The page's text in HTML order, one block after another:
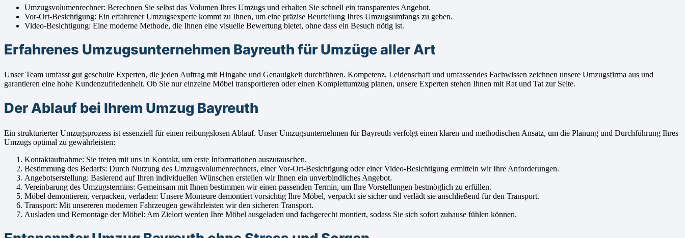
Umzugsvolumenrechner: Berechnen Sie selbst das Volumen Ihres Umzugs und erhalten Sie schnell ein transparentes Angebot.
Vor-Ort-Besichtigung: Ein erfahrener Umzugsexperte kommt zu Ihnen, um eine präzise Beurteilung Ihres Umzugsumfangs zu geben.
Video-Besichtigung: Eine moderne Methode, die Ihnen eine visuelle Bewertung bietet, ohne dass ein Besuch nötig ist.
Erfahrenes Umzugsunternehmen Bayreuth für Umzüge aller Art
Unser Team umfasst gut geschulte Experten, die jeden Auftrag mit Hingabe und Genauigkeit durchführen. Kompetenz, Leidenschaft und umfassendes Fachwissen zeichnen unsere Umzugsfirma aus und
garantieren eine hohe Kundenzufriedenheit. Ob Sie nur einzelne Möbel transportieren oder einen Komplettumzug planen, unsere Experten stehen Ihnen mit Rat und Tat zur Seite.
Der Ablauf bei Ihrem Umzug Bayreuth
Ein strukturierter Umzugsprozess ist essenziell für einen reibungslosen Ablauf. Unser Umzugsunternehmen für Bayreuth verfolgt einen klaren und methodischen Ansatz, um die Planung und Durchführung Ihres
Umzugs optimal zu gewährleisten:
Kontaktaufnahme: Sie treten mit uns in Kontakt, um erste Informationen auszutauschen.
Bestimmung des Bedarfs: Durch Nutzung des Umzugsvolumenrechners, einer Vor-Ort-Besichtigung oder einer Video-Besichtigung ermitteln wir Ihre Anforderungen.
Angebotserstellung: Basierend auf Ihren individuellen Wünschen erstellen wir Ihnen ein unverbindliches Angebot.
Vereinbarung des Umzugstermins: Gemeinsam mit Ihnen bestimmen wir einen passenden Termin, um Ihre Vorstellungen bestmöglich zu erfüllen.
Möbel demontieren, verpacken, verladen: Unsere Monteure demontiert vorsichtig Ihre Möbel, verpackt sie sicher und verlädt sie anschließend für den Transport.
Transport: Mit unsereren modernen Fahrzeugen gewährleisten wir den sicheren Transport.
Ausladen und Remontage der Möbel: Am Zielort werden Ihre Möbel ausgeladen und fachgerecht montiert, sodass Sie sich sofort zuhause fühlen können.